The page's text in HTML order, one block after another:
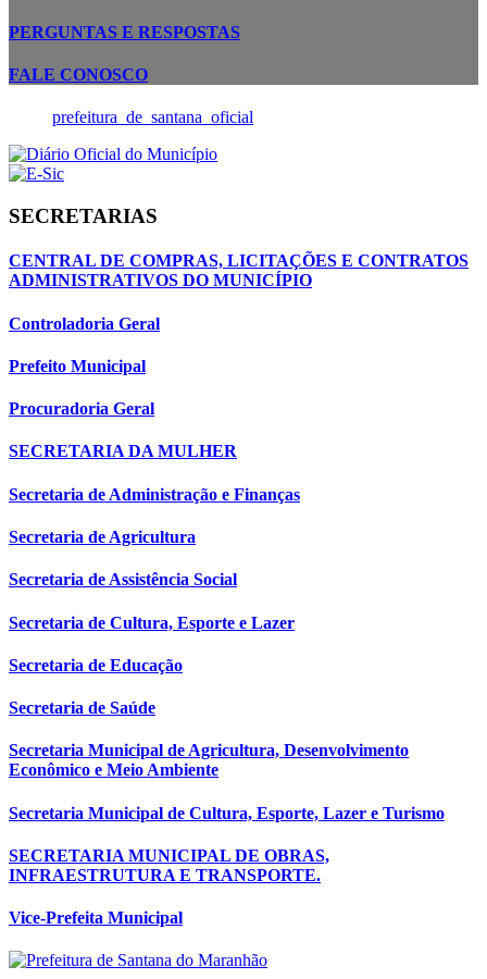
PERGUNTAS E RESPOSTAS
FALE CONOSCO
prefeitura_de_santana_oficial
SECRETARIAS
CENTRAL DE COMPRAS, LICITAÇÕES E CONTRATOS
ADMINISTRATIVOS DO MUNICÍPIO
Controladoria Geral
Prefeito Municipal
Procuradoria Geral
SECRETARIA DA MULHER
Secretaria de Administração e Finanças
Secretaria de Agricultura
Secretaria de Assistência Social
Secretaria de Cultura, Esporte e Lazer
Secretaria de Educação
Secretaria de Saúde
Secretaria Municipal de Agricultura, Desenvolvimento
Econômico e Meio Ambiente
Secretaria Municipal de Cultura, Esporte, Lazer e Turismo
SECRETARIA MUNICIPAL DE OBRAS,
INFRAESTRUTURA E TRANSPORTE.
Vice-Prefeita Municipal